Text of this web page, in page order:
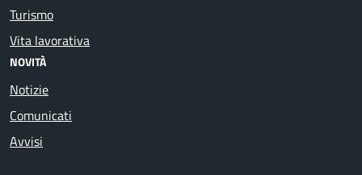
Turismo
Vita lavorativa
NOVITÀ
Notizie
Comunicati
Avvisi